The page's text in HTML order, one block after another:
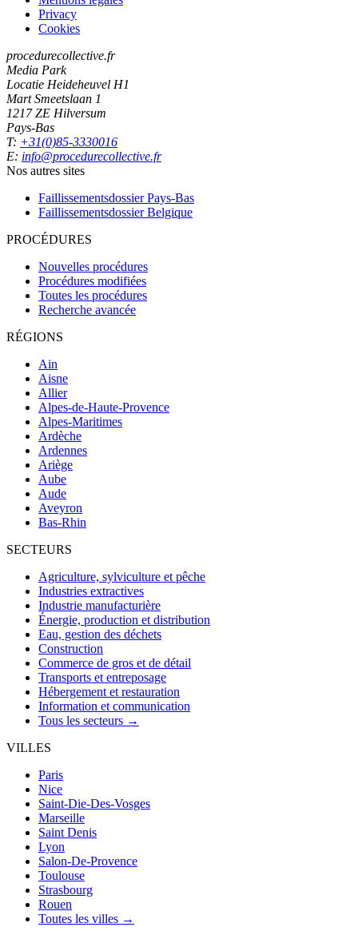
Privacy
Cookies
procedurecollective.fr
Media Park
Locatie Heideheuvel H1
Mart Smeetslaan 1
1217 ZE Hilversum
Pays-Bas
T: +31(0)85-3330016
E: info@procedurecollective.fr
Nos autres sites
Faillissementsdossier Pays-Bas
Faillissementsdossier Belgique
PROCÉDURES
Nouvelles procédures
Procédures modifiées
Toutes les procédures
Recherche avancée
RÉGIONS
Ain
Aisne
Allier
Alpes-de-Haute-Provence
Alpes-Maritimes
Ardèche
Ardennes
Ariège
Aube
Aude
Aveyron
Bas-Rhin
SECTEURS
Agriculture, sylviculture et pêche
Industries extractives
Industrie manufacturière
Énergie, production et distribution
Eau, gestion des déchets
Construction
Commerce de gros et de détail
Transports et entreposage
Hébergement et restauration
Information et communication
Tous les secteurs →
VILLES
Paris
Nice
Saint-Die-Des-Vosges
Marseille
Saint Denis
Lyon
Salon-De-Provence
Toulouse
Strasbourg
Rouen
Toutes les villes →